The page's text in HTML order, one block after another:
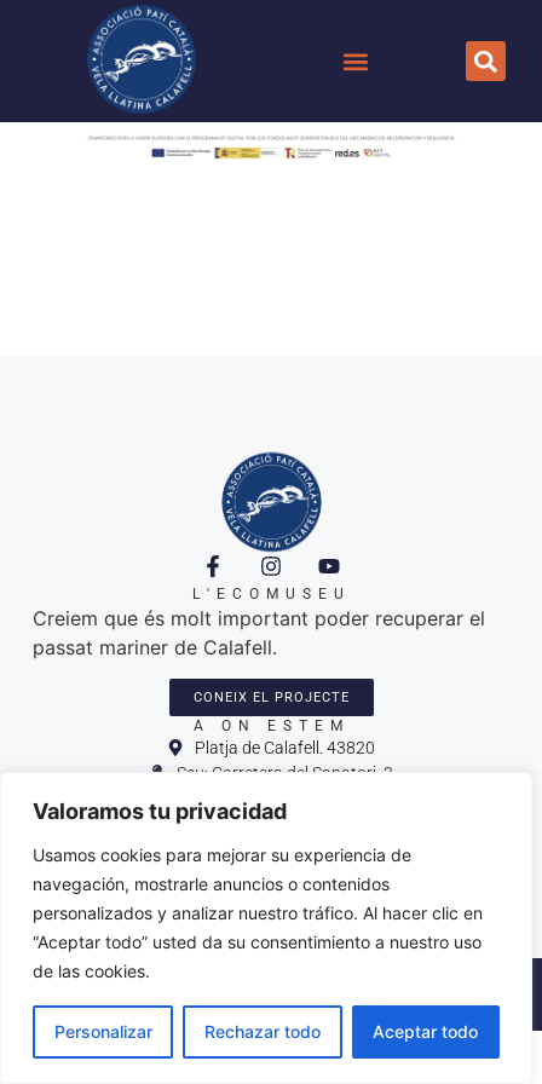
Valoramos tu privacidad
Usamos cookies para mejorar su experiencia de
navegación, mostrarle anuncios o contenidos
personalizados y analizar nuestro tráfico. Al hacer clic en
“Aceptar todo” usted da su consentimiento a nuestro uso
de las cookies.
Personalizar Rechazar todo Aceptar todo
Posada de quilla
L'ECOMUSEU
Creiem que és molt important poder recuperar el
passat mariner de Calafell.
CONEIX EL PROJECTE
A ON ESTEM
Platja de Calafell. 43820
Seu: Carretera del Sanatori, 3
Amarres de les llatines: plaça del port
Varador dels patins: trajo de l'Espineta
associacio@paticatalacalafell.cat
2026 © ·Política de Privacitat
d’accessibilitat·Disseny webamb ♥️ per Artic Agency